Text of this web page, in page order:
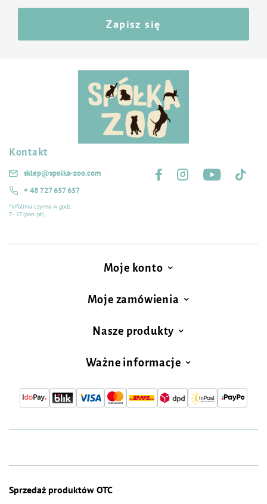
Zapisz się
Kontakt
sklep@spolka-zoo.com
+ 48 727 657 657
*Infolinia czynna w godz.
7 - 17 (pon.-pt.)
Moje konto
Moje zamówienia
Nasze produkty
Ważne informacje
Sprzedaż produktów OTC